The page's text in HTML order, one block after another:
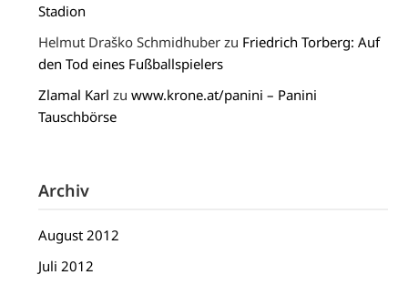
Stadion
Helmut Draško Schmidhuber zu Friedrich Torberg: Auf
den Tod eines Fußballspielers
Zlamal Karl zuwww.krone.at/panini – Panini
Tauschbörse
Archiv
August 2012
Juli 2012